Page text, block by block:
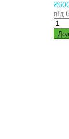
₴
від
з